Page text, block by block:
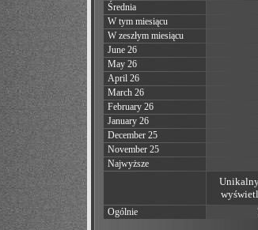
Średnia
W tym miesiącu
W zeszłym miesiącu
June 26
May 26
April 26
March 26
February 26
January 26
December 25
November 25
Najwyższe
Ogólnie